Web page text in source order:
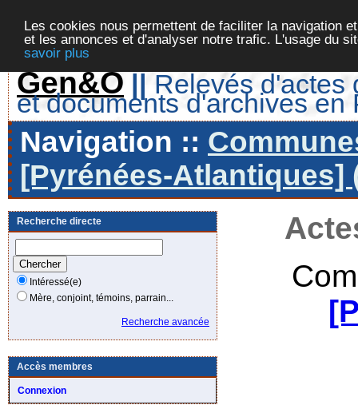
Les cookies nous permettent de faciliter la navigation
et les annonces et d'analyser notre trafic. L'usage du
savoir plus
Gen&O || Relevés d'actes
et documents d'archives en
Navigation ::
[Pyrénées-Atlantiques]
Recherche directe
Intéressé(e)
Mère, conjoint, témoins, parrain...
Recherche avancée
Accès membres
Connexion